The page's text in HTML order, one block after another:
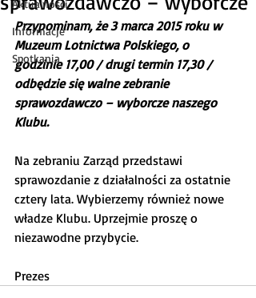
Aktualności
Informacje
Spotkania
Przypominam, że 3 marca 2015 roku w
Muzeum Lotnictwa Polskiego, o
godzinie 17,00 / drugi termin 17,30 /
odbędzie się walne zebranie
sprawozdawczo – wyborcze naszego
Klubu.
Na zebraniu Zarząd przedstawi
sprawozdanie z działalności za ostatnie
cztery lata. Wybierzemy również nowe
władze Klubu. Uprzejmie proszę o
niezawodne przybycie.
Prezes